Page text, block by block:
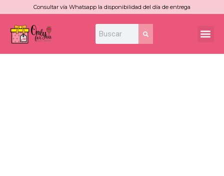
contenido
Consultar vía Whatsapp la disponibilidad del día de entrega
Search